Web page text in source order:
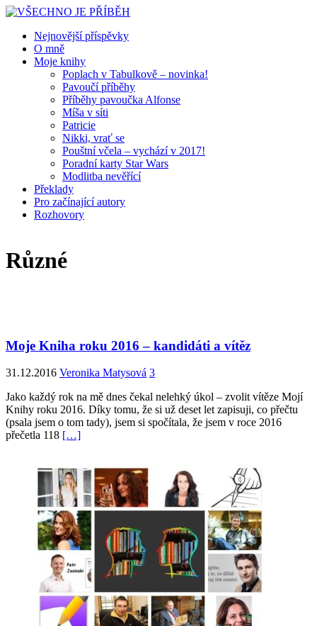
Nejnovější příspěvky
O mně
Moje knihy
Poplach v Tabulkově – novinka!
Pavoučí příběhy
Příběhy pavoučka Alfonse
Míša v síti
Patricie
Nikki, vrať se
Pouštní včela – vychází v 2017!
Poradní karty Star Wars
Modlitba nevěřící
Překlady
Pro začínající autory
Rozhovory
Různé
Moje Kniha roku 2016 – kandidáti a vítěz
31.12.2016 Veronika Matysová 3
Jako každý rok na mě dnes čekal nelehký úkol – zvolit vítěze Mojí
Knihy roku 2016. Díky tomu, že si už deset let zapisuji, co přečtu
(psala jsem o tom tady), jsem si spočítala, že jsem v roce 2016
přečetla 118 […]